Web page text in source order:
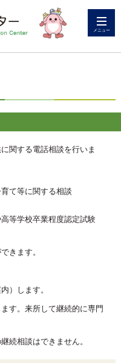
メニュー
関する電話相談を行いま
て等に関する相談
等学校卒業程度認定試験
きます。
）します。
す。来所して継続的に専門
続相談はできません。